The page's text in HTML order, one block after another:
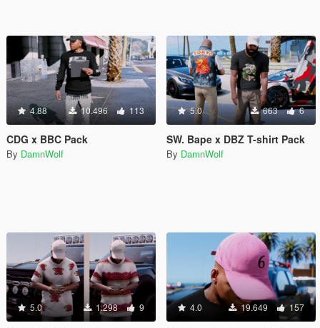
4.88 10.496 113
CDG x BBC Pack
By DamnWolf
5.0 663 6
SW. Bape x DBZ T-shirt Pack
By DamnWolf
5.0 1.298 9 4.0 19.649 157